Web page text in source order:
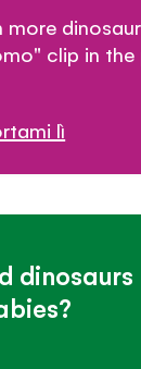
more
clip in the
lì